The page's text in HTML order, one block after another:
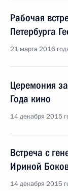
Рабочая
Петербурга
21 марта 2016
Церемония
Года кино
14 декабря 2015
Встреча с
Ириной
14 декабря 2015